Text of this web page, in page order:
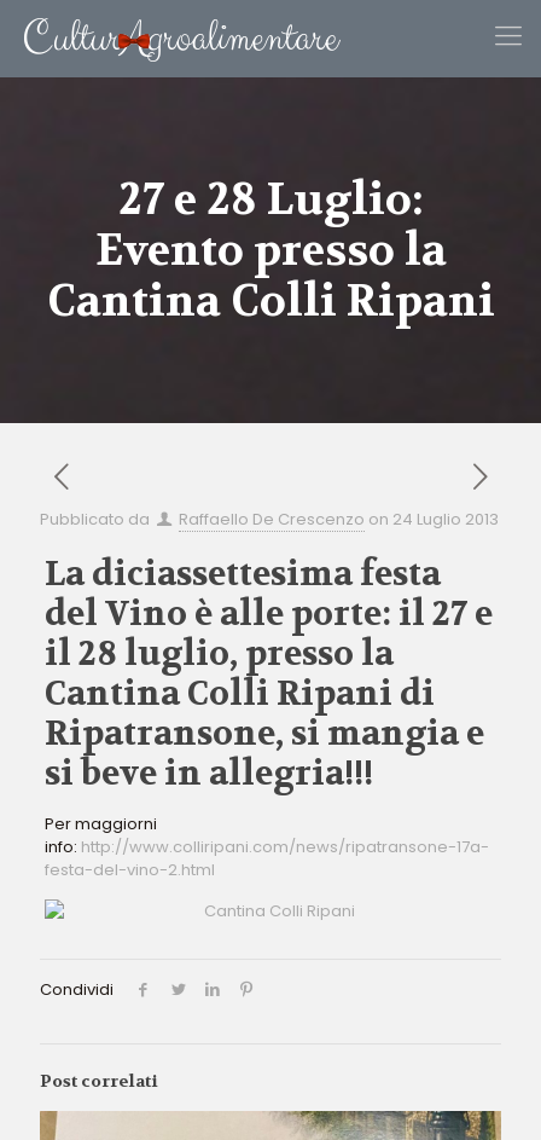
27 e 28 Luglio:
Evento presso la
Cantina Colli Ripani
Pubblicato da Raffaello De Crescenzo on 24 Luglio 2013
La diciassettesima festa
del Vino è alle porte: il 27 e
il 28 luglio, presso la
Cantina Colli Ripani di
Ripatransone, si mangia e
si beve in allegria!!!
Per maggiorni
info: http://www.colliripani.com/news/ripatransone-17a-
festa-del-vino-2.html
Condividi
Post correlati